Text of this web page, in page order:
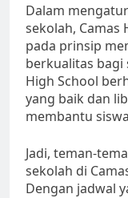
Dalam
sekolah, Camas
pada prinsip
berkualitas bagi
High School
yang baik dan
membantu
Jadi, teman-
sekolah di
Dengan jadwal